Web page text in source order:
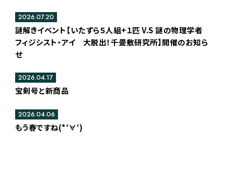
謎解きイベント【いたずら５人組+１匹 V.S 謎の物理学者
フィジシスト・アイ 大脱出！千畳敷研究所】開催のお知ら
せ
2026.07.20
宝剣号と新商品
2026.04.17
もう春ですね(*‘∀‘)
2026.04.06